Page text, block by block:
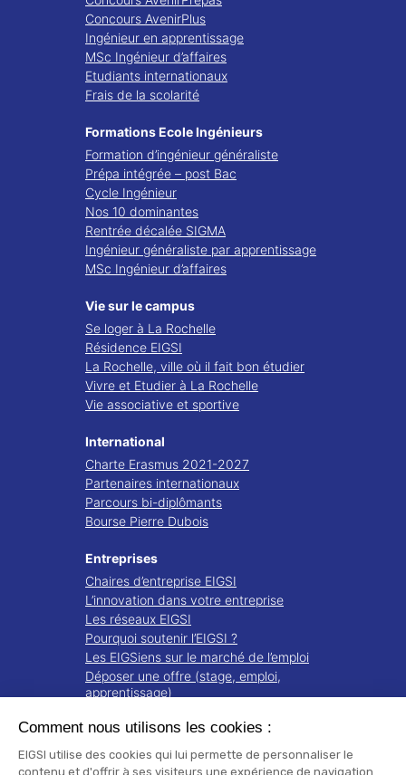
Concours AvenirPlus
Ingénieur en apprentissage
MSc Ingénieur d’affaires
Etudiants internationaux
Frais de la scolarité
Formations Ecole Ingénieurs
Formation d’ingénieur généraliste
Prépa intégrée – post Bac
Cycle Ingénieur
Nos 10 dominantes
Rentrée décalée SIGMA
Ingénieur généraliste par apprentissage
MSc Ingénieur d’affaires
Vie sur le campus
Se loger à La Rochelle
Résidence EIGSI
La Rochelle, ville où il fait bon étudier
Vivre et Etudier à La Rochelle
Vie associative et sportive
International
Charte Erasmus 2021-2027
Partenaires internationaux
Parcours bi-diplômants
Bourse Pierre Dubois
Entreprises
Chaires d’entreprise EIGSI
L’innovation dans votre entreprise
Les réseaux EIGSI
Pourquoi soutenir l’EIGSI ?
Les EIGSiens sur le marché de l’emploi
Déposer une offre (stage, emploi,
apprentissage)
Recherche
Projets de recherche
Notre écosystème
Comment nous utilisons les cookies :
EIGSI utilise des cookies qui lui permette de personnaliser le
contenu et d'offrir à ses visiteurs une expérience de navigation